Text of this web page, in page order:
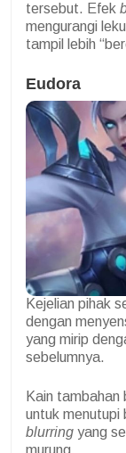
tersebut. Efek
mengurangi
tampil lebih
Eudora
Kejelian pihak
dengan
yang mirip
sebelumnya.
Kain tambahan
untuk menutupi
blurring yang